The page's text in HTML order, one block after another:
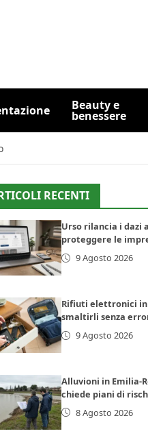
Beauty e
benessere
RECENTI
Urso rilancia i dazi
proteggere le
9 Agosto 2026
Rifiuti elettronici in
smaltirli senza
9 Agosto 2026
Alluvioni in Emilia-
chiede piani di
8 Agosto 2026